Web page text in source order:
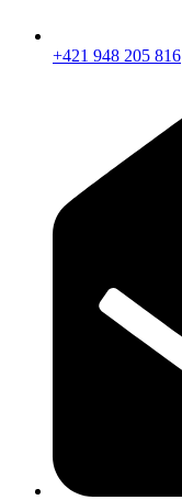
+421 948 205 816